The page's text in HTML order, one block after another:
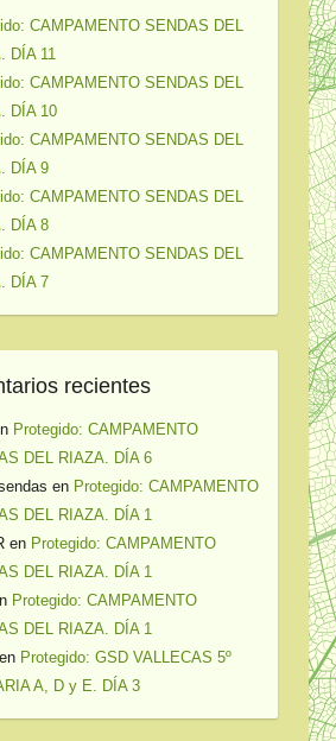
CAMPAMENTO SENDAS DEL
DÍA 11
CAMPAMENTO SENDAS DEL
DÍA 10
CAMPAMENTO SENDAS DEL
DÍA 9
CAMPAMENTO SENDAS DEL
DÍA 8
CAMPAMENTO SENDAS DEL
DÍA 7
recientes
Protegido: CAMPAMENTO
DEL RIAZA. DÍA 6
en Protegido: CAMPAMENTO
DEL RIAZA. DÍA 1
en Protegido: CAMPAMENTO
DEL RIAZA. DÍA 1
Protegido: CAMPAMENTO
DEL RIAZA. DÍA 1
Protegido: GSD VALLECAS 5º
A, D y E. DÍA 3